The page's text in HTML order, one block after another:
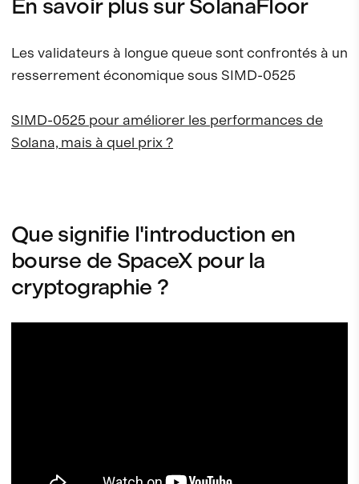
En savoir plus sur SolanaFloor
Les validateurs à longue queue sont confrontés à un
resserrement économique sous SIMD-0525
SIMD-0525 pour améliorer les performances de
Solana, mais à quel prix ?
Que signifie l'introduction en
bourse de SpaceX pour la
cryptographie ?